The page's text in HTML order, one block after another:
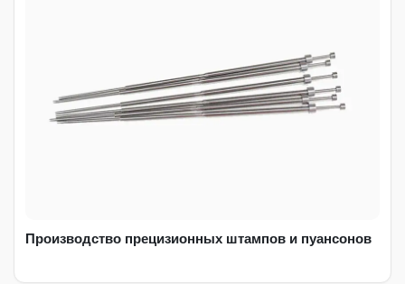
Производство прецизионных штампов и пуансонов